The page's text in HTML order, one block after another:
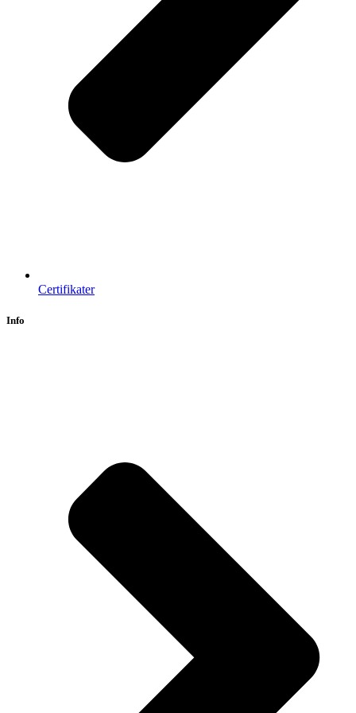
Certifikater
Info